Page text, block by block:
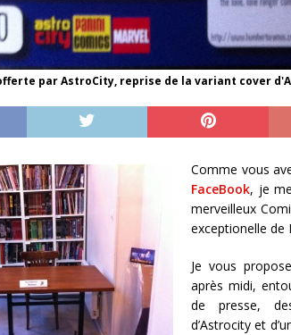
par AstroCity, reprise de la variant cover
Comme vous
FaceBook, je
merveilleux
exceptionelle de
Je vous
après midi,
de presse,
d’Astrocity et